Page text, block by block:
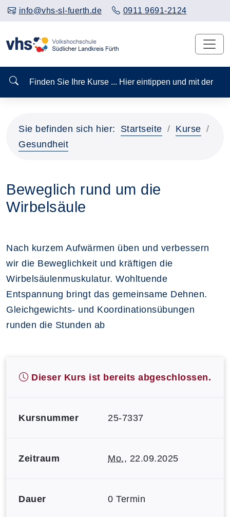
info@vhs-sl-fuerth.de 0911 9691-2124
Finden Sie Ihre Kurse ... Hier eintippen und mit
Sie befinden sich hier: Startseite
Kurse
Gesundheit
Beweglich rund um die
Wirbelsäule
Nach kurzem Aufwärmen üben und verbessern
wir die Beweglichkeit und kräftigen die
Wirbelsäulenmuskulatur. Wohltuende
Entspannung bringt das gemeinsame Dehnen.
Gleichgewichts- und Koordinationsübungen
runden die Stunden ab
Dieser Kurs ist bereits abgeschlossen.
Kursnummer 25-7337
Zeitraum Mo., 22.09.2025
Dauer 0 Termin